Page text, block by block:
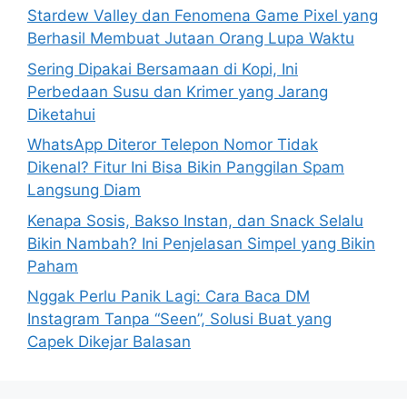
r
:
Stardew Valley dan Fenomena Game Pixel yang
Berhasil Membuat Jutaan Orang Lupa Waktu
Sering Dipakai Bersamaan di Kopi, Ini
Perbedaan Susu dan Krimer yang Jarang
Diketahui
WhatsApp Diteror Telepon Nomor Tidak
Dikenal? Fitur Ini Bisa Bikin Panggilan Spam
Langsung Diam
Kenapa Sosis, Bakso Instan, dan Snack Selalu
Bikin Nambah? Ini Penjelasan Simpel yang Bikin
Paham
Nggak Perlu Panik Lagi: Cara Baca DM
Instagram Tanpa “Seen”, Solusi Buat yang
Capek Dikejar Balasan